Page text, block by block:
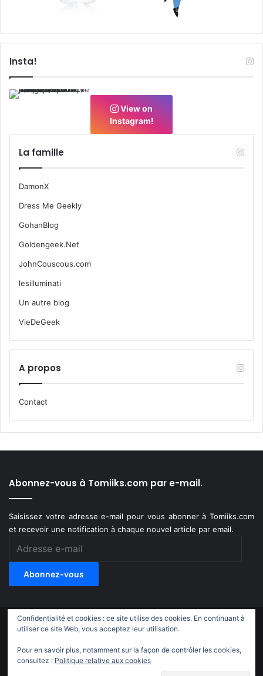
Insta!
View on
Instagram!
La famille
DamonX
Dress Me Geekly
GohanBlog
Goldengeek.Net
JohnCouscous.com
lesilluminati
Un autre blog
VieDeGeek
A propos
Contact
Abonnez-vous à Tomiiks.com par e-mail.
Saisissez votre adresse e-mail pour vous abonner à Tomiiks.com
et recevoir une notification à chaque nouvel article par email.
Abonnez-vous
© Copyright 2011-2018, All Rights Reserved |
X YouTubeInstagram
TwitchTikTok
Confidentialité et cookies : ce site utilise des cookies. En continuant à
utiliser ce site Web, vous acceptez leur utilisation.
Pour en savoir plus, notamment sur la façon de contrôler les cookies,
consultez : Politique relative aux cookies